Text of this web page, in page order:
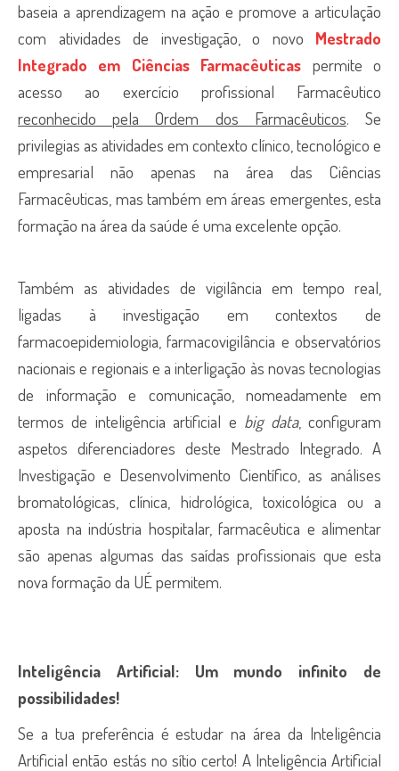
baseia a aprendizagem na ação e promove a articulação
com atividades de investigação, o novo Mestrado
Integrado em Ciências Farmacêuticas permite o
acesso ao exercício profissional Farmacêutico
reconhecido pela Ordem dos Farmacêuticos. Se
privilegias as atividades em contexto clínico, tecnológico e
empresarial não apenas na área das Ciências
Farmacêuticas, mas também em áreas emergentes, esta
formação na área da saúde é uma excelente opção.
Também as atividades de vigilância em tempo real,
ligadas à investigação em contextos de
farmacoepidemiologia, farmacovigilância e observatórios
nacionais e regionais e a interligação às novas tecnologias
de informação e comunicação, nomeadamente em
termos de inteligência artificial e big data, configuram
aspetos diferenciadores deste Mestrado Integrado. A
Investigação e Desenvolvimento Científico, as análises
bromatológicas, clínica, hidrológica, toxicológica ou a
aposta na indústria hospitalar, farmacêutica e alimentar
são apenas algumas das saídas profissionais que esta
nova formação da UÉ permitem.
Inteligência Artificial: Um mundo infinito de
possibilidades!
Se a tua preferência é estudar na área da Inteligência
Artificial então estás no sítio certo! A Inteligência Artificial